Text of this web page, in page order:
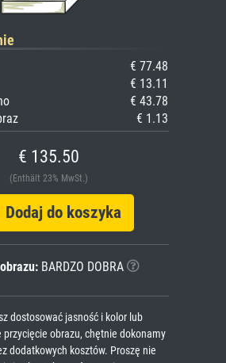
€ 77.48
€ 13.11
€ 43.78
€ 1.13
€ 135.50
(Enthält 23% MwSt.)
do koszyka
BARDZO DOBRA
dostosować jasność i kolor lub
przycięcie obrazu, chętnie dokonamy
dodatkowych kosztów. Proszę nie